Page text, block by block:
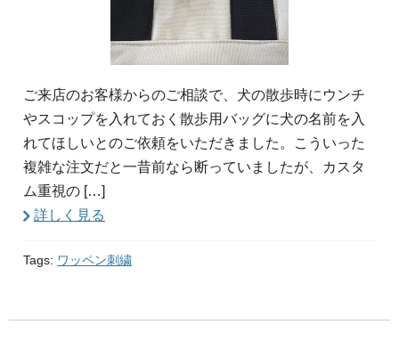
ご来店のお客様からのご相談で、犬の散歩時にウンチ
やスコップを入れておく散歩用バッグに犬の名前を入
れてほしいとのご依頼をいただきました。こういった
複雑な注文だと一昔前なら断っていましたが、カスタ
ム重視の […]
詳しく見る
Tags: ワッペン刺繍